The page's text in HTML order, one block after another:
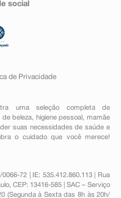
social
de Privacidade
uma seleção completa de
beleza, higiene pessoal ,mamãe
suas necessidades de saúde e
o cuidado que você merece!
72 | IE: 535.412.860.113 | Rua
CEP: 13416-585 | SAC – Serviço
(Segunda à Sexta das 8h às 20h/